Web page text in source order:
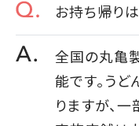
お持ち帰り
全国の丸亀
能です。う
りますが、